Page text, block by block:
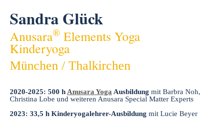
Sandra Glück
Anusara® Elements Yoga
Kinderyoga
München / Thalkirchen
2020-2025: 500 h Anusara Yoga Ausbildung mit Barbra Noh,
Christina Lobe und weiteren Anusara Special Matter Experts
2023: 33,5 h Kinderyogalehrer-Ausbildung mit Lucie Beyer